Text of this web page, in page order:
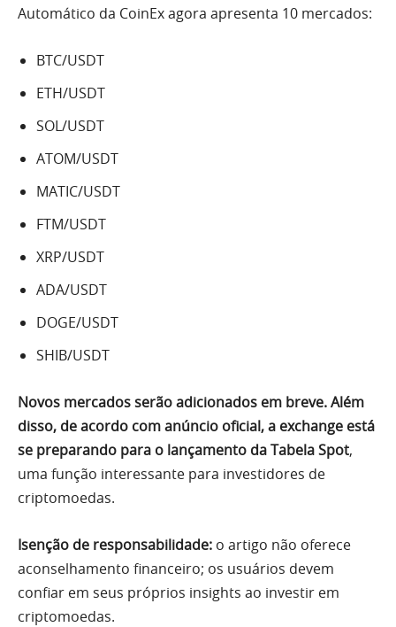
Automático da CoinEx agora apresenta 10 mercados:
BTC/USDT
ETH/USDT
SOL/USDT
ATOM/USDT
MATIC/USDT
FTM/USDT
XRP/USDT
ADA/USDT
DOGE/USDT
SHIB/USDT
Novos mercados serão adicionados em breve. Além
disso, de acordo com anúncio oficial,a exchange está
se preparando para o lançamento da Tabela Spot,
uma função interessante para investidores de
criptomoedas.
Isenção de responsabilidade: o artigo não oferece
aconselhamento financeiro; os usuários devem
confiar em seus próprios insights ao investir em
criptomoedas.